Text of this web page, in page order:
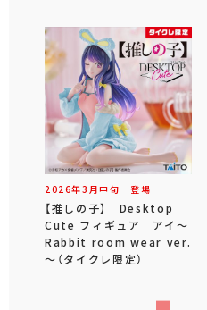
2026年3 月中旬 登場
【推しの子】 Desktop
Cute フィギュア アイ～
Rabbit room wear ver.
～（タイクレ限定）